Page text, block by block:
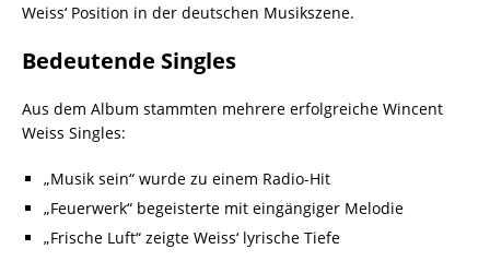
Weiss‘ Position in der deutschen Musikszene.
Bedeutende Singles
Aus dem Album stammten mehrere erfolgreiche Wincent
Weiss Singles:
„Musik sein“ wurde zu einem Radio-Hit
„Feuerwerk“ begeisterte mit eingängiger Melodie
„Frische Luft“ zeigte Weiss‘ lyrische Tiefe